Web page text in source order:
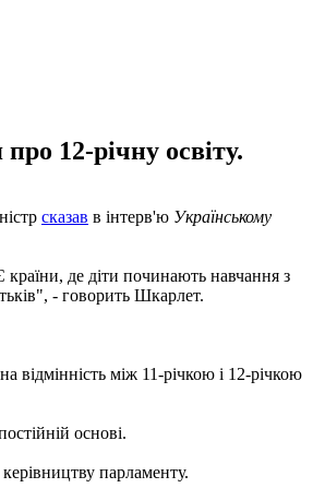
12-річну освіту.
сказав в інтерв'ю Українському
де діти починають навчання з
- говорить Шкарлет.
відмінність між 11-річкою і 12-річкою
основі.
парламенту.